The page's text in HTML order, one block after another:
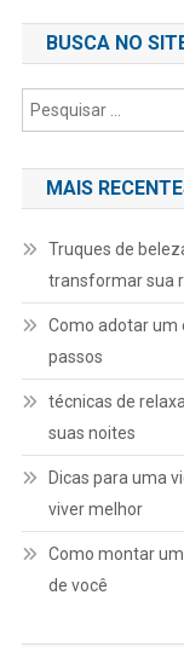
BUSCA NO
MAIS
Truques de
transformar sua
Como adotar um
passos
técnicas de
suas noites
Dicas para uma
viver melhor
Como montar
de você